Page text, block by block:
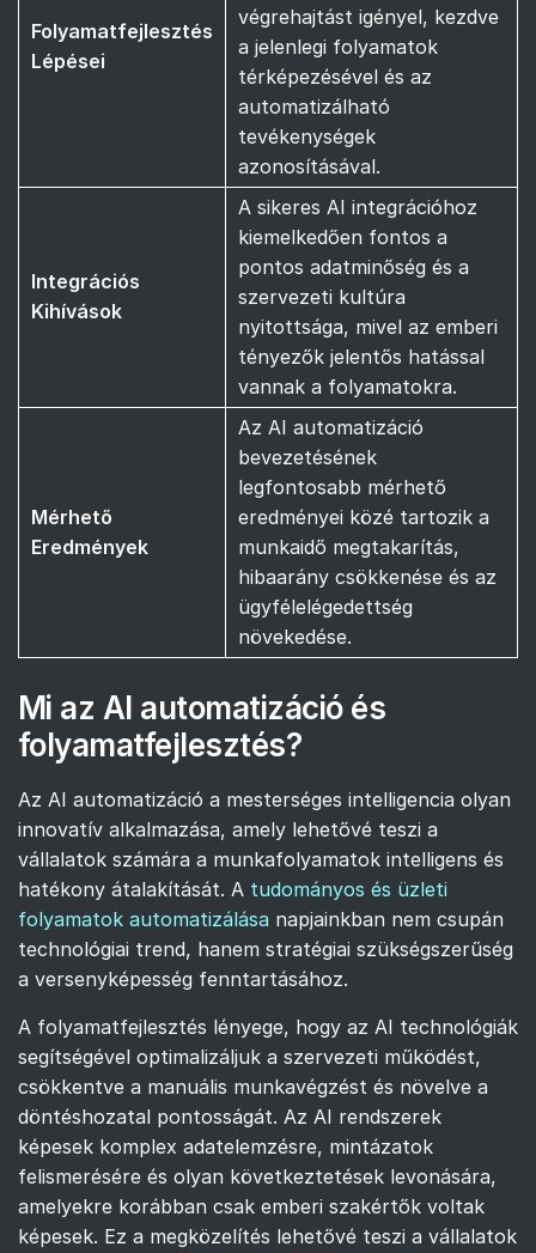
Folyamatfejlesztés
Lépései
végrehajtást igényel, kezdve
a jelenlegi folyamatok
térképezésével és az
automatizálható
tevékenységek
azonosításával.
Integrációs
Kihívások
A sikeres AI integrációhoz
kiemelkedően fontos a
pontos adatminőség és a
szervezeti kultúra
nyitottsága, mivel az emberi
tényezők jelentős hatással
vannak a folyamatokra.
Mérhető
Eredmények
Az AI automatizáció
bevezetésének
legfontosabb mérhető
eredményei közé tartozik a
munkaidő megtakarítás,
hibaarány csökkenése és az
ügyfélelégedettség
növekedése.
Mi az AI automatizáció és
folyamatfejlesztés?
Az AI automatizáció a mesterséges intelligencia olyan
innovatív alkalmazása, amely lehetővé teszi a
vállalatok számára a munkafolyamatok intelligens és
hatékony átalakítását. A tudományos és üzleti
folyamatok automatizálása napjainkban nem csupán
technológiai trend, hanem stratégiai szükségszerűség
a versenyképesség fenntartásához.
A folyamatfejlesztés lényege, hogy az AI technológiák
segítségével optimalizáljuk a szervezeti működést,
csökkentve a manuális munkavégzést és növelve a
döntéshozatal pontosságát. Az AI rendszerek
képesek komplex adatelemzésre, mintázatok
felismerésére és olyan következtetések levonására,
amelyekre korábban csak emberi szakértők voltak
képesek. Ez a megközelítés lehetővé teszi a vállalatok